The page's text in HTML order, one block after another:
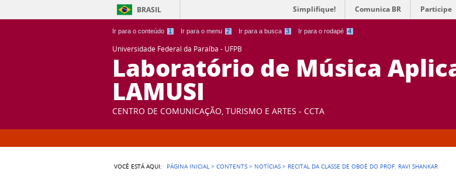
Ir para o conteúdo 1 Ir para o menu 2 Ir para a busca 3 Ir para o rodapé 4
BRASIL Simplifique! Comunica BR Participe
Universidade Federal da Paraíba - UFPB
Laboratório de Música
LAMUSI
CENTRO DE COMUNICAÇÃO, TURISMO E ARTES - CCTA
VOCÊ ESTÁ AQUI: PÁGINA INICIAL >CONTENTS > NOTÍCIAS > RECITAL DA CLASSE DE OBOÉ DO PROF. RAVI SHANKAR